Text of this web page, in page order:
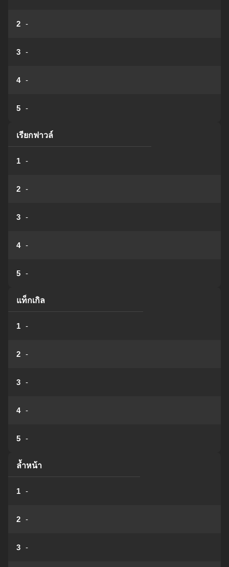
2 -
3 -
4 -
5 -
เรียกฟาวล์
1 -
2 -
3 -
4 -
5 -
แท็กเกิล
1 -
2 -
3 -
4 -
5 -
ล้ำหน้า
1 -
2 -
3 -